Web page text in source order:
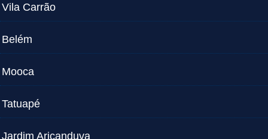
Vila Carrão
Belém
Mooca
Tatuapé
Jardim Aricanduva